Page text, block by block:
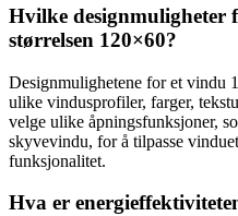
Hvilke designmuligheter
størrelsen 120×60?
Designmulighetene for et vindu
ulike vindusprofiler, farger,
velge ulike åpningsfunksjoner,
skyvevindu, for å tilpasse
funksjonalitet.
Hva er